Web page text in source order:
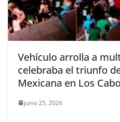
Vehículo arrolla a
celebraba el triunfo
Mexicana en Los
junio 25, 2026